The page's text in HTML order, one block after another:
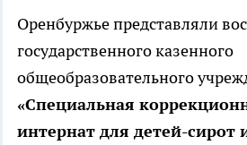
Оренбуржье представляли
государственного казенного
общеобразовательного
«Специальная
интернат для детей-сирот